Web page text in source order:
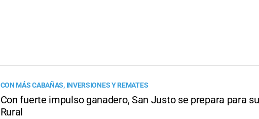
CON MÁS CABAÑAS, INVERSIONES Y REMATES
Con fuerte impulso ganadero, San Justo se prepara para
Rural